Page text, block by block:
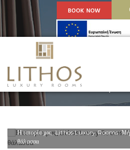
BOOK NOW
Η Ιστορία
Η ιστορία μας, Lithos Luxury Rooms:
θάλασσα